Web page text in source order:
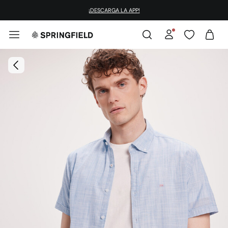
¡DESCARGA LA APP!